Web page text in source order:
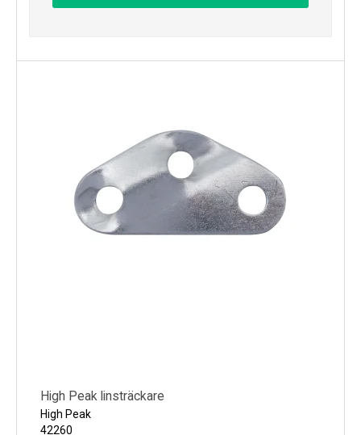
High Peak linsträckare
High Peak
42260